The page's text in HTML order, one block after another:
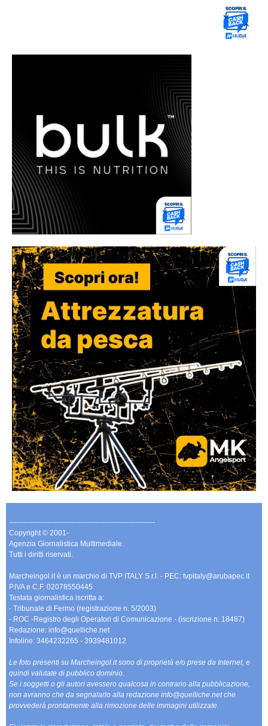
-------------------------------------------------------------
Copyright © 2001-
Agenzia Giornalistica Multimediale.
Tutti i diritti riservati.
Marcheingol.it è un marchio di TVP ITALY S.r.l. - PEC: tvpitaly@arubapec.it
P.IVA e C.F. 02078550445
Testata giornalistica iscritta a:
- Tribunale di Fermo (registrazione n. 5/2003)
- ROC -Registro degli Operatori di Comunicazione - (iscrizione n. 18487)
Redazione: info@quelliche.net
Infoline: 3464232265 - 3939481012
Le foto presenti su Marcheingol.it sono di proprietà e/o prese da Internet, e
quindi valutate di pubblico dominio.
Se i soggetti o gli autori avessero qualcosa in contrario alla pubblicazione,
non avranno che da segnalarlo alla redazione info@quelliche.net che
provvederà prontamente alla rimozione delle immagini utilizzate.